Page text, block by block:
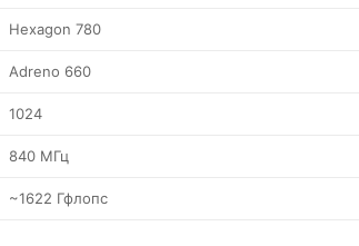
Hexagon 780
Adreno 660
1024
840 МГц
~1622 Гфлопс